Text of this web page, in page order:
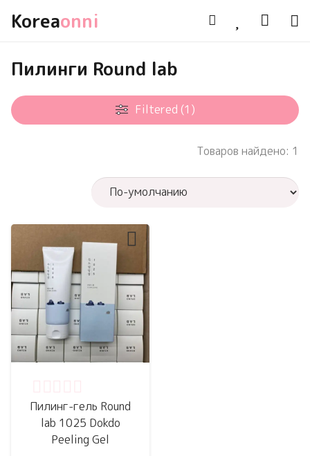
Koreaonni
Пилинги Round lab
Filtered (1)
Товаров найдено: 1
Пилинг-гель Round
lab 1025 Dokdo
Peeling Gel